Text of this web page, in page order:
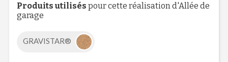
Produits utilisés pour cette réalisation d'Allée de
garage
GRAVISTAR®